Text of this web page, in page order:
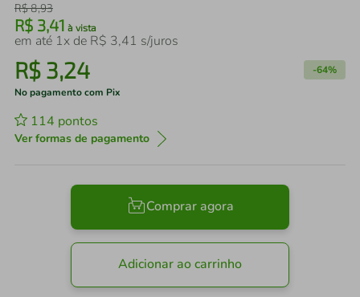
R$8,93
R$ 3,41 à vista
em até 1x de R$ 3,41 s/juros
R$ 3,24 -64%
No pagamento com Pix
114 pontos
Ver formas de pagamento
Comprar agora
Adicionar ao carrinho